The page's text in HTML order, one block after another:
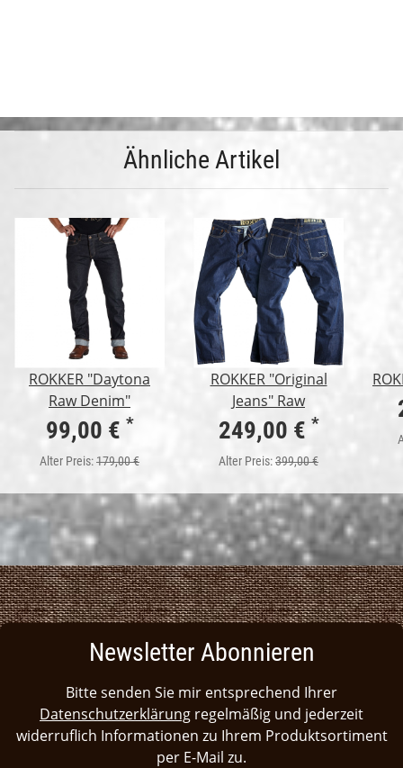
Ähnliche Artikel
ROKKER "Daytona
Raw Denim"
99,00 € *
Alter Preis:179,00 €
ROKKER "Original
Jeans" Raw
249,00 € *
Alter Preis:399,00 €
Newsletter Abonnieren
Bitte senden Sie mir entsprechend Ihrer
Datenschutzerklärung regelmäßig und jederzeit
widerruflich Informationen zu Ihrem Produktsortiment
per E-Mail zu.